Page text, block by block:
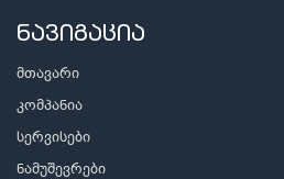
ნავიგაცია
მთავარი
კომპანია
სერვისები
ნამუშევრები